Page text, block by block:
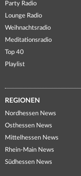
Party Radio
Lounge Radio
Weihnachtsradio
Meditationsradio
Top 40
Playlist
REGIONEN
Nordhessen News
Osthessen News
Mittelhessen News
Rhein-Main News
Südhessen News